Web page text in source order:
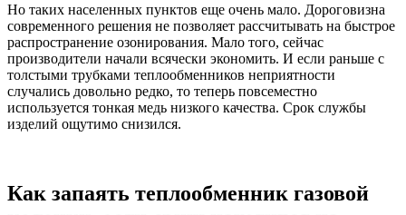
Но таких населенных пунктов еще очень мало. Дороговизна
современного решения не позволяет рассчитывать на быстрое
распространение озонирования. Мало того, сейчас
производители начали всячески экономить. И если раньше с
толстыми трубками теплообменников неприятности
случались довольно редко, то теперь повсеместно
используется тонкая медь низкого качества. Срок службы
изделий ощутимо снизился.
Как запаять теплообменник газовой